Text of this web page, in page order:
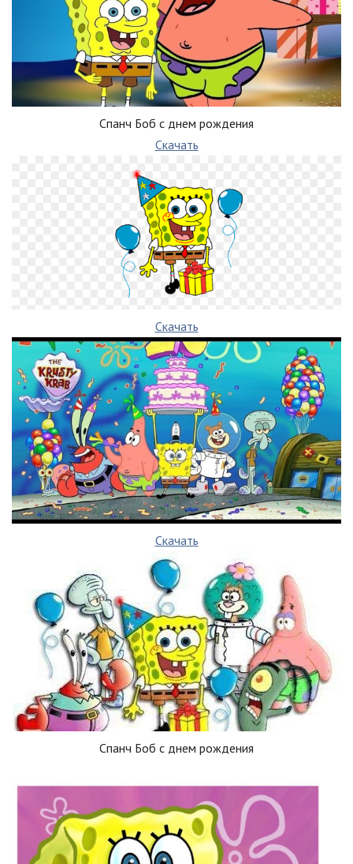
Спанч Боб с днем рождения
Скачать
Скачать
Скачать
Спанч Боб с днем рождения